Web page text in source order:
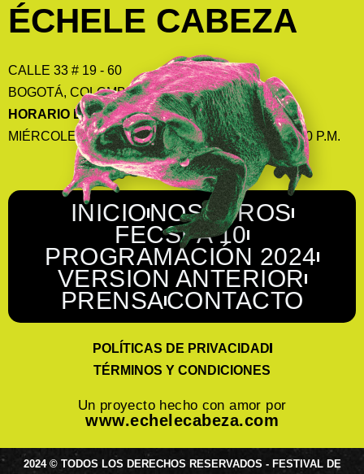
ÉCHELE CABEZA
CALLE 33 # 19 - 60
BOGOTÁ, COLOMBIA
HORARIO DE ATENCIÓN
MIÉRCOLES, JUEVES Y VIERNES 2:00 P.M. A 7:00 P.M.
INICIONOSOTROS
FECSPA 10
PROGRAMACIÓN 2024
VERSION ANTERIOR
PRENSACONTACTO
POLÍTICAS DE PRIVACIDAD
TÉRMINOS Y CONDICIONES
Un proyecto hecho con amor por
www.echelecabeza.com
2024 © TODOS LOS DERECHOS RESERVADOS - FESTIVAL DE